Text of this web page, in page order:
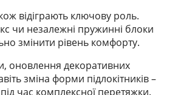
відіграють ключову роль.
чи незалежні пружинні блоки
змінити рівень комфорту.
оновлення декоративних
зміна форми підлокітників –
час комплексної перетяжки.